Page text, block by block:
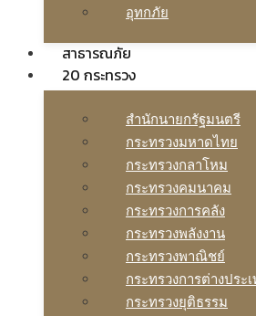
อุทกภัย
สาธารณภัย
20 กระทรวง
สํานักนายกรัฐมนตรี
กระทรวงมหาดไทย
กระทรวงกลาโหม
กระทรวงคมนาคม
กระทรวงการคลัง
กระทรวงพลังงาน
กระทรวงพาณิชย์
กระทรวงการต่างประ
กระทรวงยุติธรรม